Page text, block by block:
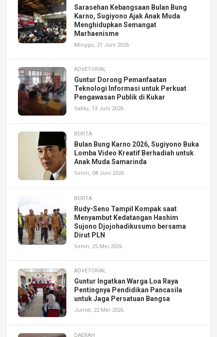
Sarasehan Kebangsaan Bulan Bung
Karno, Sugiyono Ajak Anak Muda
Menghidupkan Semangat
Marhaenisme
Minggu, 21 Juni 2026
ADVETORIAL
Guntur Dorong Pemanfaatan
Teknologi Informasi untuk Perkuat
Pengawasan Publik di Kukar
Sabtu, 13 Juni 2026
BERITA
Bulan Bung Karno 2026, Sugiyono Buka
Lomba Video Kreatif Berhadiah untuk
Anak Muda Samarinda
Senin, 08 Juni 2026
BERITA
Rudy-Seno Tampil Kompak saat
Menyambut Kedatangan Hashim
Sujono Djojohadikusumo bersama
Dirut PLN
Senin, 25 Mei 2026
ADVETORIAL
Guntur Ingatkan Warga Loa Raya
Pentingnya Pendidikan Pancasila
untuk Jaga Persatuan Bangsa
Jumat, 22 Mei 2026
DAERAH